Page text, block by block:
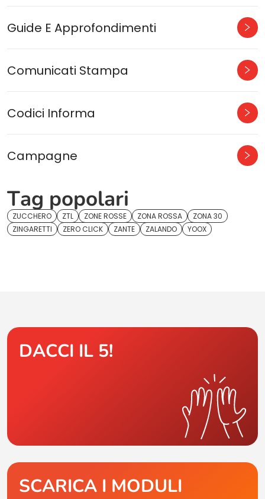
Guide E Approfondimenti
Comunicati Stampa
Codici Informa
Campagne
Tag popolari
ZUCCHERO ZTL ZONE ROSSE ZONA ROSSA
ZONA 30
ZINGARETTI
ZERO CLICK ZANTE ZALANDO YOOX
DACCI IL 5!
SCARICA I MODULI